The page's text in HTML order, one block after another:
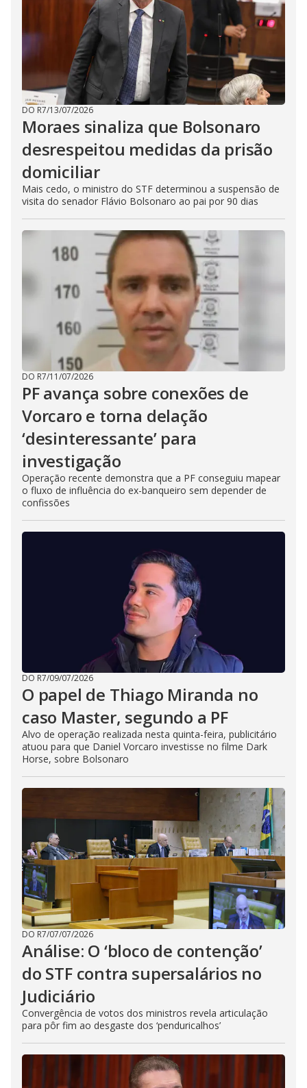
DO R7/13/07/2026
Moraes sinaliza que Bolsonaro
desrespeitou medidas da prisão
domiciliar
Mais cedo, o ministro do STF determinou a suspensão de
visita do senador Flávio Bolsonaro ao pai por 90 dias
DO R7/11/07/2026
PF avança sobre conexões de
Vorcaro e torna delação
‘desinteressante’ para
investigação
Operação recente demonstra que a PF conseguiu mapear
o fluxo de influência do ex-banqueiro sem depender de
confissões
DO R7/09/07/2026
O papel de Thiago Miranda no
caso Master, segundo a PF
Alvo de operação realizada nesta quinta-feira, publicitário
atuou para que Daniel Vorcaro investisse no filme Dark
Horse, sobre Bolsonaro
DO R7/07/07/2026
Análise: O ‘bloco de contenção’
do STF contra supersalários no
Judiciário
Convergência de votos dos ministros revela articulação
para pôr fim ao desgaste dos ‘penduricalhos’